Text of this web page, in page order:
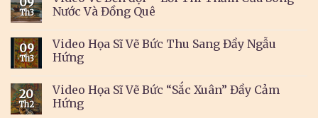
Th3
Nước Và Đồng Quê
09
Th3
Video Họa Sĩ Vẽ Bức Thu Sang Đầy Ngẫu
Hứng
20
Th2
Video Họa Sĩ Vẽ Bức “Sắc Xuân” Đầy Cảm
Hứng